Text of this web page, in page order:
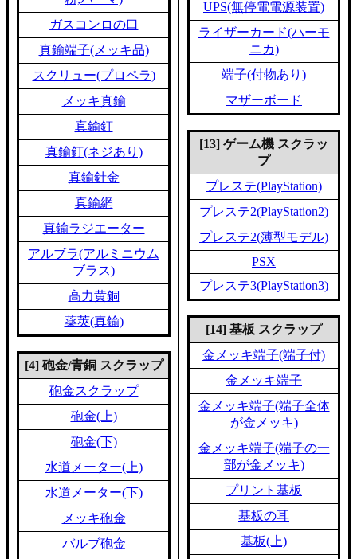
ガスコンロの口
真鍮端子(メッキ品)
スクリュー(プロペラ)
メッキ真鍮
真鍮釘
真鍮釘(ネジあり)
真鍮針金
真鍮網
真鍮ラジエーター
アルブラ(アルミニウム
ブラス)
高力黄銅
薬莢(真鍮)
[4] 砲金/青銅 スクラップ
砲金スクラップ
砲金(上)
砲金(下)
水道メーター(上)
水道メーター(下)
メッキ砲金
バルブ砲金
UPS(無停電電源装置)
ライザーカード(ハーモ
ニカ)
端子(付物あり)
マザーボード
[13] ゲーム機 スクラッ
プ
プレステ(PlayStation)
プレステ2(PlayStation2)
プレステ2(薄型モデル)
PSX
プレステ3(PlayStation3)
[14] 基板 スクラップ
金メッキ端子(端子付)
金メッキ端子
金メッキ端子(端子全体
が金メッキ)
金メッキ端子(端子の一
部が金メッキ)
プリント基板
基板の耳
基板(上)